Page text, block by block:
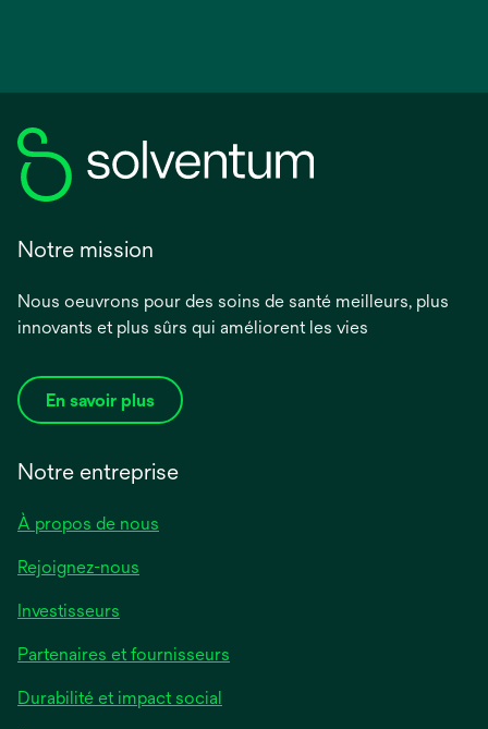
Notre mission
Nous oeuvrons pour des soins de santé meilleurs, plus
innovants et plus sûrs qui améliorent les vies
En savoir plus
Notre entreprise
À propos de nous
Rejoignez-nous
Investisseurs
Partenaires et fournisseurs
Durabilité et impact social